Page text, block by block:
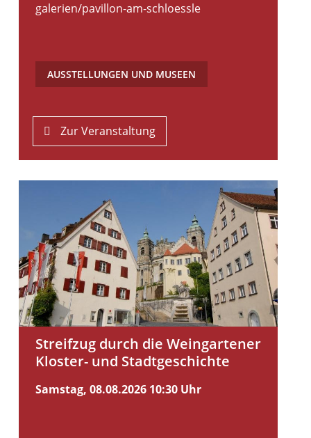
galerien/pavillon-am-schloessle
AUSSTELLUNGEN UND MUSEEN
Zur Veranstaltung
Streifzug durch die Weingartener
Kloster- und Stadtgeschichte
Samstag, 08.08.2026 10:30 Uhr